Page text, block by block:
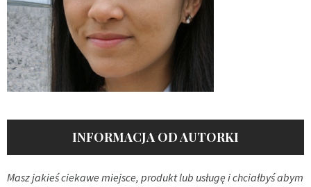
INFORMACJA OD AUTORKI
Masz jakieś ciekawe miejsce, produkt lub usługę i chciałbyś abym